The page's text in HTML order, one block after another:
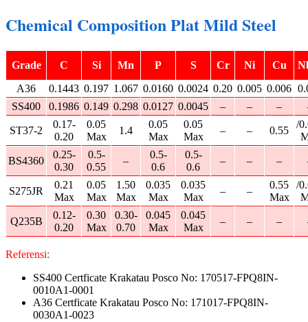
Chemical Composition Plat Mild Steel
Grade C Si Mn P S Cr Ni Cu
A36
0.1443 0.197 1.067 0.0160 0.0024 0.20 0.005 0.006
SS400
0.1986 0.149 0.298 0.0127 0.0045 – – –
ST37-2
0.17-
0.20
0.05
Max
1.4
0.05
Max
0.05
Max
– – 0.55
/
BS4360
0.25-
0.30
0.5-
0.55
–
0.5-
0.6
0.5-
0.6
– – –
S275JR
0.21
Max
0.05
Max
1.50
Max
0.035
Max
0.035
Max
– –
0.55
Max
/
Q235B
0.12-
0.20
0.30
Max
0.30-
0.70
0.045
Max
0.045
Max
– – –
Referensi:
SS400 Certficate Krakatau Posco No: 170517-FPQ8IN-
0010A1-0001
A36 Certficate Krakatau Posco No: 171017-FPQ8IN-
0030A1-0023